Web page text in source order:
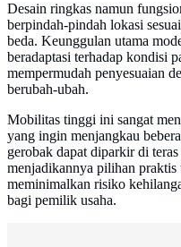
Desain ringkas namun
berpindah-pindah lokasi
beda. Keunggulan utama
beradaptasi terhadap kondisi
mempermudah penyesuaian
berubah-ubah.
Mobilitas tinggi ini sangat
yang ingin menjangkau
gerobak dapat diparkir di
menjadikannya pilihan
meminimalkan risiko
bagi pemilik usaha.